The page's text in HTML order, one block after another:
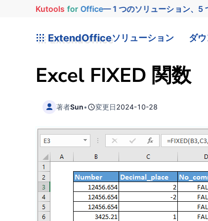
Kutools for Office— 1 つのソリューション、5
ExtendOfficeソリューション ダ
Excel FIXED 関数
著者Sun• 変更日2024-10-28